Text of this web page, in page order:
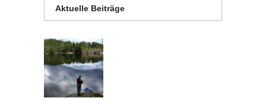
Aktuelle Beiträge